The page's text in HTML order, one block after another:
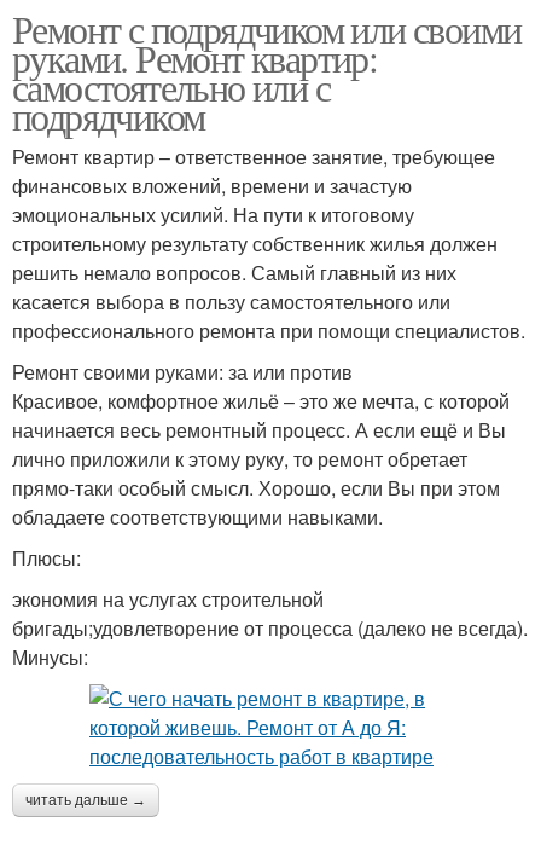
Ремонт с подрядчиком или своими
руками. Ремонт квартир:
самостоятельно или с
подрядчиком
Ремонт квартир – ответственное занятие, требующее
финансовых вложений, времени и зачастую
эмоциональных усилий. На пути к итоговому
строительному результату собственник жилья должен
решить немало вопросов. Самый главный из них
касается выбора в пользу самостоятельного или
профессионального ремонта при помощи специалистов.
Ремонт своими руками: за или против
Красивое, комфортное жильё – это же мечта, с которой
начинается весь ремонтный процесс. А если ещё и Вы
лично приложили к этому руку, то ремонт обретает
прямо-таки особый смысл. Хорошо, если Вы при этом
обладаете соответствующими навыками.
Плюсы:
экономия на услугах строительной
бригады;удовлетворение от процесса (далеко не всегда).
Минусы:
читать дальше →